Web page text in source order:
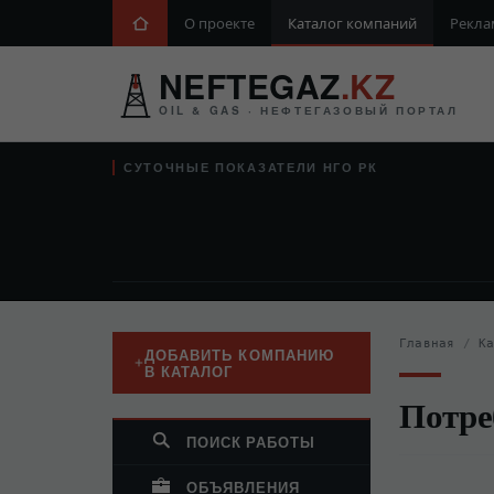
О проекте Каталог компаний
NEFTEGAZ.KZ
OIL & GAS · НЕФТЕГАЗОВЫЙ ПОРТАЛ
СУТОЧНЫЕ ПОКАЗАТЕЛИ НГО РК
ДОБАВИТЬ КОМПАНИЮ
В КАТАЛОГ
ПОИСК РАБОТЫ
ОБЪЯВЛЕНИЯ
Главная /